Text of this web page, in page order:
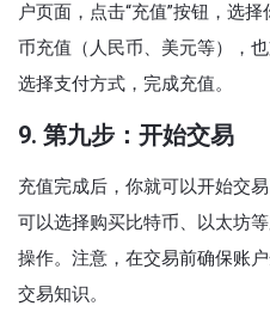
户页面，点击“充值”按钮，选
币充值（人民币、美元等），
选择支付方式，完成充值。
9. 第九步：开始交易
充值完成后，你就可以开始交
可以选择购买比特币、以太坊
操作。注意，在交易前确保账
交易知识。